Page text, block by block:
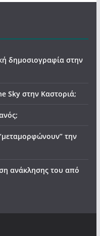
δημοσιογραφία στην
Sky στην Καστοριά;
την
ανάκλησης του από